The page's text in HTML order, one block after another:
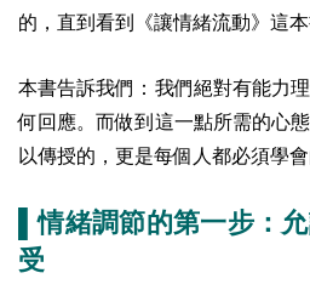
的，直到看到《讓情緒流動》這
本書告訴我們：我們絕對有能力
何回應。而做到這一點所需的心
以傳授的，更是每個人都必須學會
▌情緒調節的第一步：
受